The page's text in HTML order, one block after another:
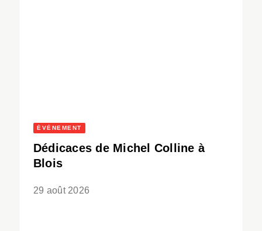
ÉVÈNEMENT
Dédicaces de Michel Colline à
Blois
29 août 2026